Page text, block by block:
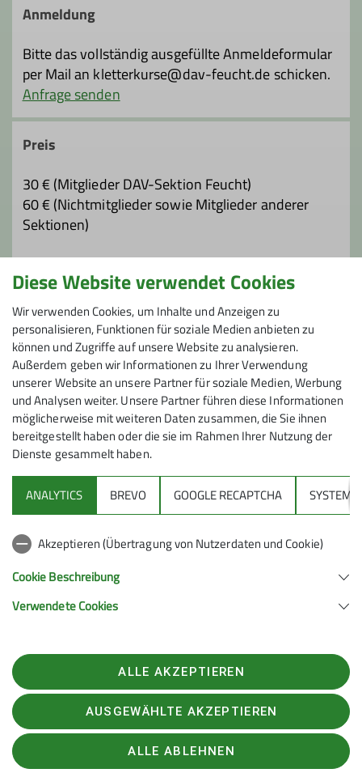
Anmeldung
Bitte das vollständig ausgefüllte Anmeldeformular
per Mail an kletterkurse@dav-feucht.de schicken.
Anfrage senden
Preis
30 € (Mitglieder DAV-Sektion Feucht)
60 € (Nichtmitglieder sowie Mitglieder anderer
Sektionen)
Klettermaterial (außer Kletterschuhe) sind im
Kurspreis enthalten.
Maximale Teilnehmeranzahl
6
Sektion
Gruppen
90537 Feucht
Telefon +4991287238865
Datenschutz-Einstellungen
Datenschutz
Kontakt
Diese Website verwendet Cookies
Wir verwenden Cookies, um Inhalte und Anzeigen zu
personalisieren, Funktionen für soziale Medien anbieten zu
können und Zugriffe auf unsere Website zu analysieren.
Außerdem geben wir Informationen zu Ihrer Verwendung
unserer Website an unsere Partner für soziale Medien, Werbung
und Analysen weiter. Unsere Partner führen diese Informationen
möglicherweise mit weiteren Daten zusammen, die Sie ihnen
bereitgestellt haben oder die sie im Rahmen Ihrer Nutzung der
Dienste gesammelt haben.
ANALYTICS BREVO GOOGLE RECAPTCHA SYSTEM
Akzeptieren (Übertragung von Nutzerdaten und Cookie)
Cookie Beschreibung
Verwendete Cookies
ALLE AKZEPTIEREN
AUSGEWÄHLTE AKZEPTIEREN
ALLE ABLEHNEN